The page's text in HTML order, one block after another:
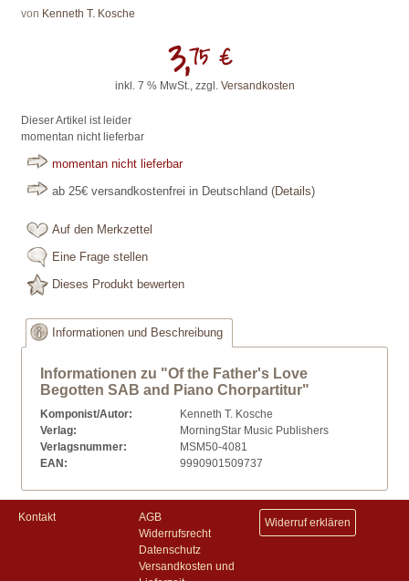
von Kenneth T. Kosche
3,75 €
inkl. 7 % MwSt., zzgl. Versandkosten
Dieser Artikel ist leider
momentan nicht lieferbar
momentan nicht lieferbar
ab 25€ versandkostenfrei in Deutschland (Details)
Auf den Merkzettel
Eine Frage stellen
Dieses Produkt bewerten
Informationen und Beschreibung
Informationen zu "Of the Father's Love
Begotten SAB and Piano Chorpartitur"
Komponist/Autor:
Kenneth T. Kosche
Verlag:
MorningStar Music Publishers
Verlagsnummer:
MSM50-4081
EAN:
9990901509737
Kontakt
AGB
Widerrufsrecht
Datenschutz
Versandkosten und
Widerruf erklären